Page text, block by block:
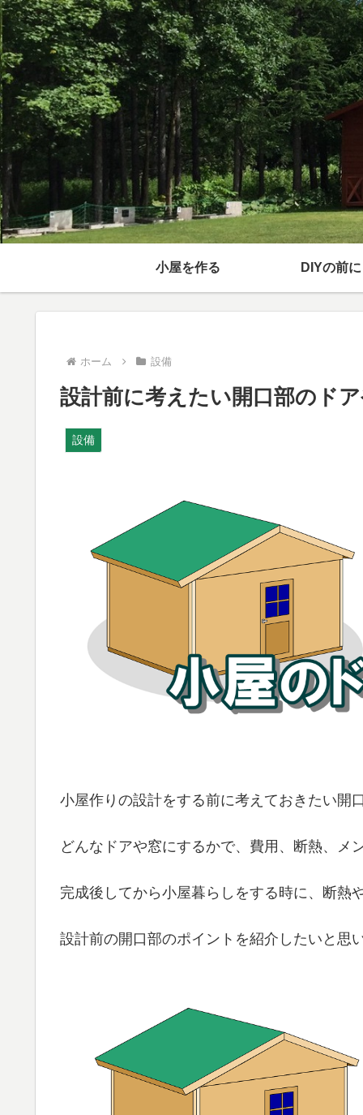
小屋を作る DIYの前に
ホーム 設備
設計前に考えたい開口部のド
設備
小屋作りの設計をする前に考えておきたい開
どんなドアや窓にするかで、費用、断熱、メ
完成後してから小屋暮らしをする時に、断熱
設計前の開口部のポイントを紹介したいと思